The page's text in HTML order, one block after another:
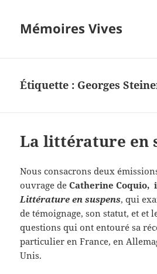
Mémoires Vives
Étiquette : Georges
La littérature en
Nous consacrons deux
ouvrage deCatherine Coquio,
Littérature en suspens, qui
de témoignage, son statut, et et
questions qui ont entouré sa
particulier en France, en
Unis.